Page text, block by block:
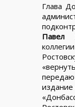
Глава
Павел
издание